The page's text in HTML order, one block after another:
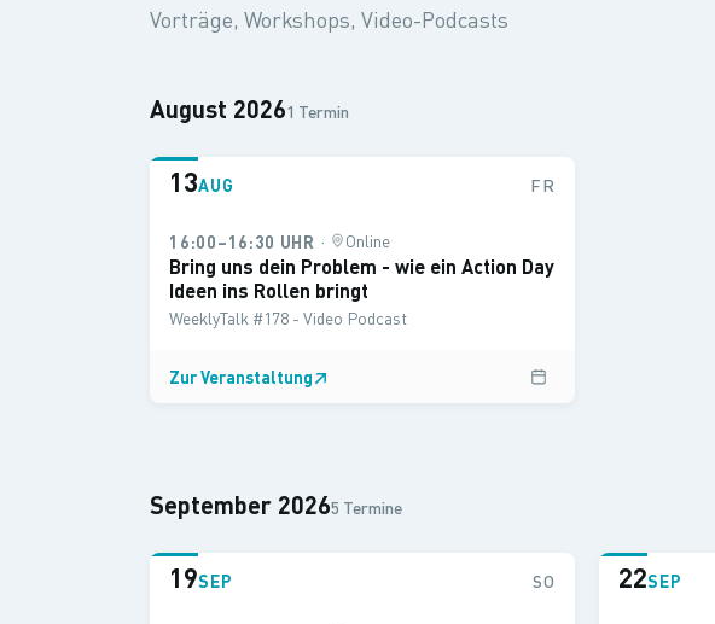
Vorträge, Workshops, Video-Podcasts
August 20261 Termin
13AUG FR
16:00–16:30 UHR · Online
Bring uns dein Problem - wie ein Action Day
Ideen ins Rollen bringt
WeeklyTalk #178 - Video Podcast
Zur Veranstaltung↗
September 20265 Termine
19SEP SO 22SEP